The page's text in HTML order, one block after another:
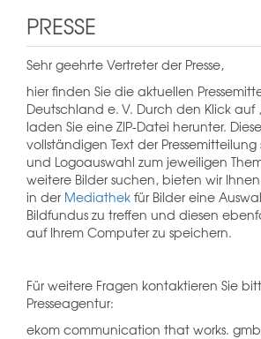
PRESSE
Sehr geehrte Vertreter der Presse,
hier finden Sie die aktuellen
Deutschland e. V. Durch den Klick auf
laden Sie eine ZIP-Datei herunter.
vollständigen Text der
und Logoauswahl zum jeweiligen
weitere Bilder suchen, bieten wir
in der Mediathek für Bilder eine
Bildfundus zu treffen und diesen
auf Ihrem Computer zu speichern.
Für weitere Fragen kontaktieren Sie
Presseagentur:
ekom communication that works.